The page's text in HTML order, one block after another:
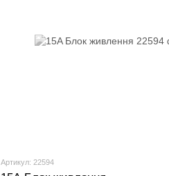
Артикул: 22594